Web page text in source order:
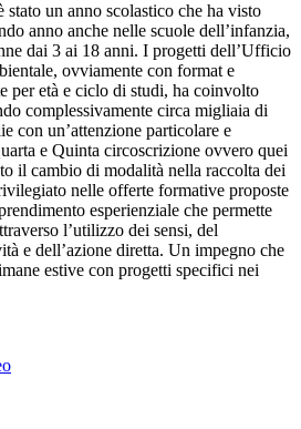
un anno scolastico che ha visto
anno anche nelle scuole dell’infanzia,
dai 3 ai 18 anni. I progetti dell’Ufficio
ovviamente con format e
per età e ciclo di studi, ha coinvolto
complessivamente circa migliaia di
con un’attenzione particolare e
e Quinta circoscrizione ovvero quei
il cambio di modalità nella raccolta dei
nelle offerte formative proposte
esperienziale che permette
l’utilizzo dei sensi, del
e dell’azione diretta. Un impegno che
estive con progetti specifici nei